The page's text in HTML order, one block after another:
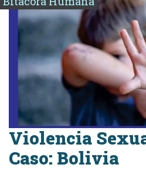
Violencia
Caso: Bolivia